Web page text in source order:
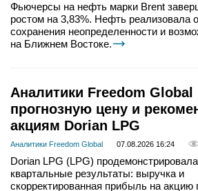
Фьючерсы на нефть марки Brent
ростом на 3,83%. Нефть реализовала
сохранения неопределенности и
на Ближнем Востоке.
Аналитики Freedom
прогнозную цену и
акциям Dorian LPG
Аналитики Freedom Global 07.08.2026 16:24
Dorian LPG (LPG)
квартальные результаты: выручка и
скорректированная прибыль на акцию